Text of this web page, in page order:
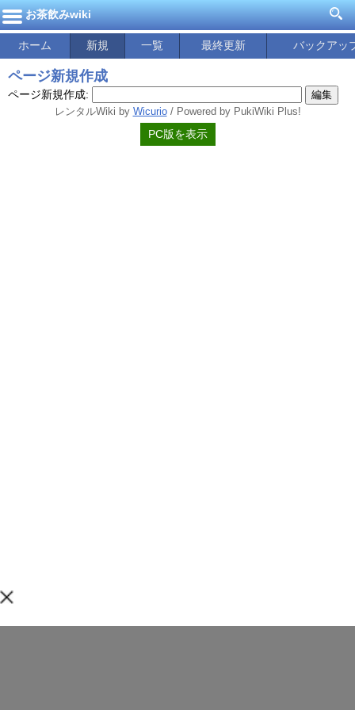
お茶飲みwiki
ホーム 新規 一覧 最終更新 バックアッ
ページ新規作成
ページ新規作成:
レンタルWiki by Wicurio/ Powered by PukiWiki Plus!
PC版を表示